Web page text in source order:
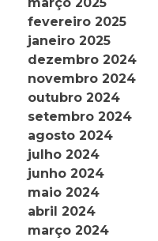
março 2025
fevereiro 2025
janeiro 2025
dezembro 2024
novembro 2024
outubro 2024
setembro 2024
agosto 2024
julho 2024
junho 2024
maio 2024
abril 2024
março 2024